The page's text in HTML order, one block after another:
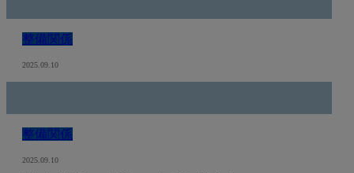
整備関係
2025.09.10
整備関係
2025.09.10